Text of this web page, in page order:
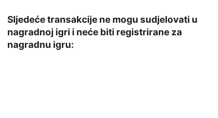
Sljedeće transakcije ne mogu sudjelovati u
nagradnoj igri i neće biti registrirane za
nagradnu igru: